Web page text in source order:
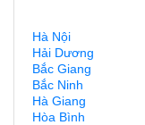
Hà Nội
Hải Dương
Bắc Giang
Bắc Ninh
Hà Giang
Hòa Bình